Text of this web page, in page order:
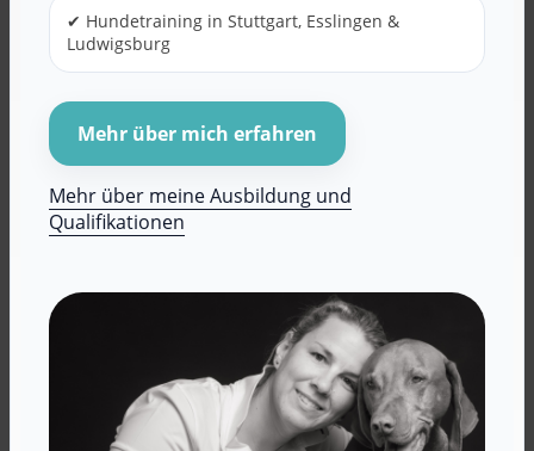
✔ Hundetraining in Stuttgart, Esslingen &
Ludwigsburg
Mehr über mich erfahren
Mehr über meine Ausbildung und
Qualifikationen